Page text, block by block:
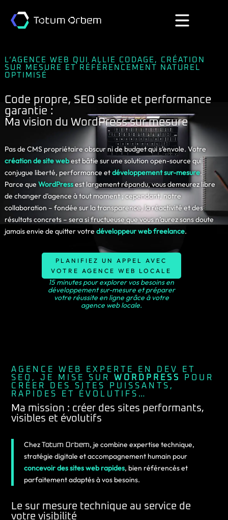
L’AGENCE WEB QUI ALLIE CODAGE, CRÉATION
SUR MESURE ET RÉFÉRENCEMENT NATUREL
OPTIMISÉ
Code propre, SEO solide et performance
garantie :
Ma vision du WordPress sur mesure
Pas de CMS propriétaire obscur ni de budget qui s’envole. Votre
création de site webest bâtie sur une solution open-source qui
conjugue liberté, performance etdéveloppement sur-mesure.
Parce que WordPressest largement répandu, vous demeurez libre
de changer d’agence à tout moment ; cependant, notre
collaboration – fondée sur la transparence, la réactivité et des
résultats concrets – sera si fructueuse que vous n’aurez sans doute
jamais envie de quitter votre développeur web freelance.
PLANIFIEZ UN APPEL AVEC
VOTRE AGENCE WEB LOCALE
15 minutes pour explorer vos besoins en
développement sur-mesure et préparer
votre réussite en ligne grâce à votre
agence web locale.
AGENCE WEB EXPERTE EN DEV ET
SEO, JE MISE SURWORDPRESS
POUR
CRÉER DES SITES PUISSANTS,
RAPIDES ET ÉVOLUTIFS…
Ma mission : créer des sites performants,
visibles et évolutifs
ChezTotum Orbem, je combine expertise technique,
stratégie digitale et accompagnement humain pour
concevoir des sites web rapides, bien référencés et
parfaitement adaptés à vos besoins.
Le sur mesure technique au service de
votre visibilité